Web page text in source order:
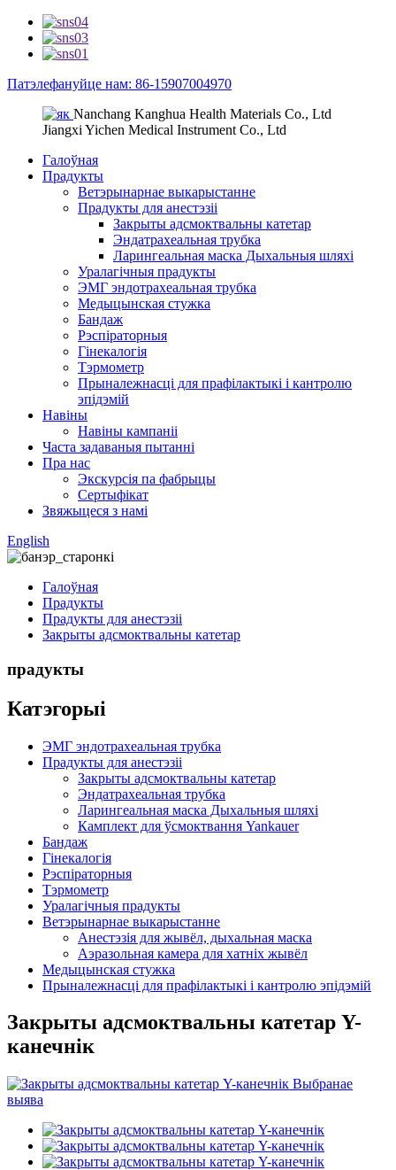
Патэлефануйце нам: 86-15907004970
Nanchang Kanghua Health Materials Co., Ltd
Jiangxi Yichen Medical Instrument Co., Ltd
Галоўная
Прадукты
Ветэрынарнае выкарыстанне
Прадукты для анестэзіі
Закрыты адсмоктвальны катетар
Эндатрахеальная трубка
Ларингеальная маска Дыхальныя шляхі
Уралагічныя прадукты
ЭМГ эндотрахеальная трубка
Медыцынская стужка
Бандаж
Рэспіраторныя
Гінекалогія
Тэрмометр
Прыналежнасці для прафілактыкі і кантролю
эпідэмій
Навіны
Навіны кампаніі
Часта задаваныя пытанні
Пра нас
Экскурсія па фабрыцы
Сертыфікат
Звяжыцеся з намі
English
Галоўная
Прадукты
Прадукты для анестэзіі
Закрыты адсмоктвальны катетар
прадукты
Катэгорыі
ЭМГ эндотрахеальная трубка
Прадукты для анестэзіі
Закрыты адсмоктвальны катетар
Эндатрахеальная трубка
Ларингеальная маска Дыхальныя шляхі
Камплект для ўсмоктвання Yankauer
Бандаж
Гінекалогія
Рэспіраторныя
Тэрмометр
Уралагічныя прадукты
Ветэрынарнае выкарыстанне
Анестэзія для жывёл, дыхальная маска
Аэразольная камера для хатніх жывёл
Медыцынская стужка
Прыналежнасці для прафілактыкі і кантролю эпідэмій
Закрыты адсмоктвальны катетар Y-
канечнік